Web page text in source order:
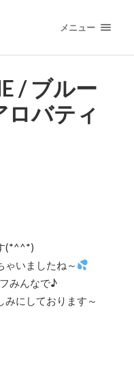
メニュー
/ ブルー
バティ
(*^^*)
ゃいましたね～
みんなで♪
みにしております～